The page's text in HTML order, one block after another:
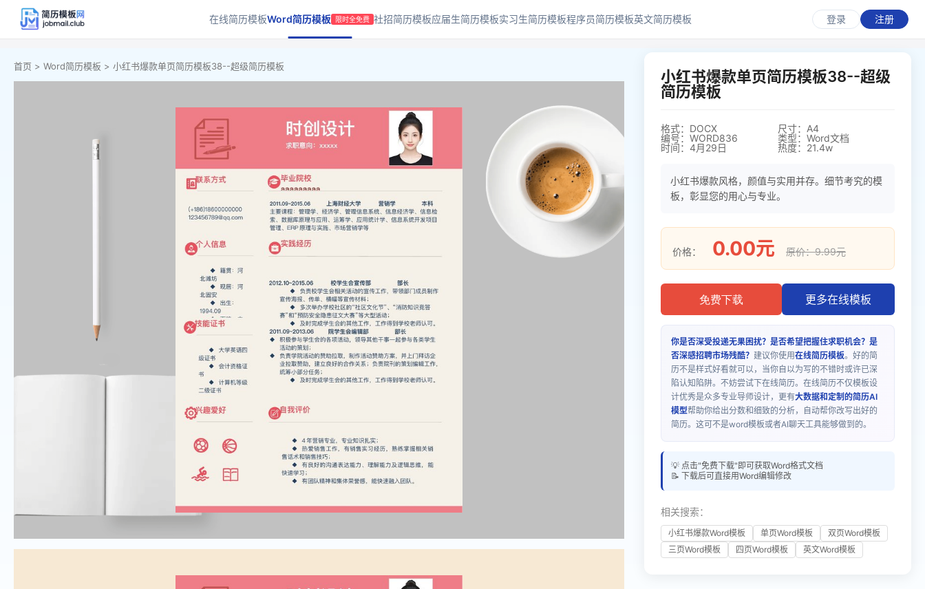
在线简历模板Word简历模板 限时全免费 社招简历模板应届生简历模板实习生简历模板程序员简历模板英文简历模板 登录 注册
首页 > Word简历模板 > 小红书爆款单页简历模板38--超级简历模板
小红书爆款单页简历模板38--超级
简历模板
格式：DOCX
尺寸：A4
编号：WORD836
类型：Word文档
时间：4月29日
热度：21.4w
小红书爆款风格，颜值与实用并存。细节考究的模
板，彰显您的用心与专业。
价格： 0.00元 原价：9.99元
免费下载 更多在线模板
你是否深受投递无果困扰？是否希望把握住求职机会？是
否深感招聘市场残酷？ 建议你使用在线简历模板。好的简
历不是样式好看就可以，当你自以为写的不错时或许已深
陷认知陷阱。不妨尝试下在线简历。在线简历不仅模板设
计优秀是众多专业导师设计，更有大数据和定制的简历AI
模型帮助你给出分数和细致的分析，自动帮你改写出好的
简历。这可不是word模板或者AI聊天工具能够做到的。
💡 点击"免费下载"即可获取Word格式文档
📝 下载后可直接用Word编辑修改
相关搜索：
小红书爆款Word模板 单页Word模板
双页Word模板
三页Word模板
四页Word模板 英文Word模板